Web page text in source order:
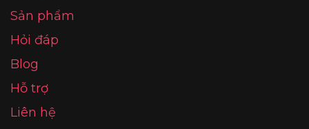
Sản phẩm
Hỏi đáp
Blog
Hỗ trợ
Liên hệ